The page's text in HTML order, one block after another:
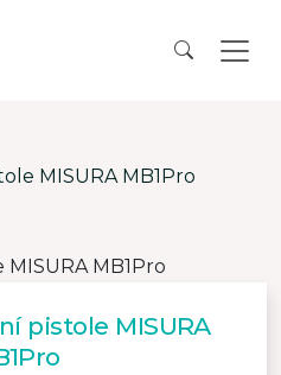
MISURA MB1Pro
pistole MISURA